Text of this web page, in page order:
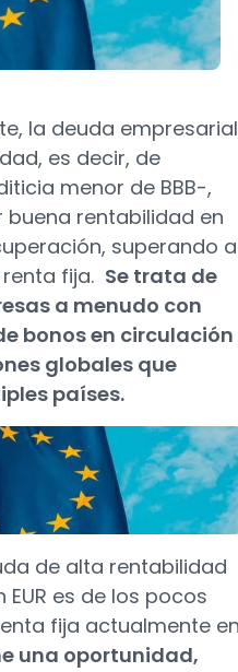
la deuda empresarial
es decir, de
menor de BBB-,
rentabilidad en
superando a
fija. Se trata de
a menudo con
bonos en circulación
globales que
países.
de alta rentabilidad
es de los pocos
fija actualmente
una oportunidad,